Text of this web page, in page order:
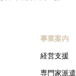
事業案内
経営支援
専門家派遣